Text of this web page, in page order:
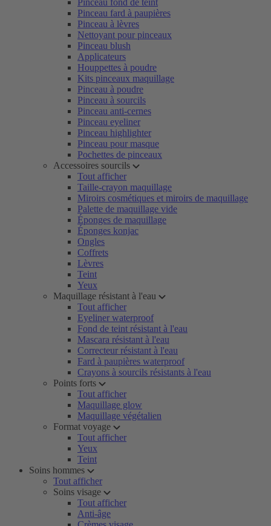
Pinceau fond de teint
Pinceau fard à paupières
Pinceau à lèvres
Nettoyant pour pinceaux
Pinceau blush
Applicateurs
Houppettes à poudre
Kits pinceaux maquillage
Pinceau à poudre
Pinceau à sourcils
Pinceau anti-cernes
Pinceau eyeliner
Pinceau highlighter
Pinceau pour masque
Pochettes de pinceaux
Accessoires sourcils
Tout afficher
Taille-crayon maquillage
Miroirs cosmétiques et miroirs de maquillage
Palette de maquillage vide
Éponges de maquillage
Éponges konjac
Ongles
Coffrets
Lèvres
Teint
Yeux
Maquillage résistant à l'eau
Tout afficher
Eyeliner waterproof
Fond de teint résistant à l'eau
Mascara résistant à l'eau
Correcteur résistant à l'eau
Fard à paupières waterproof
Crayons à sourcils résistants à l'eau
Points forts
Tout afficher
Maquillage glow
Maquillage végétalien
Format voyage
Tout afficher
Yeux
Teint
Soins hommes
Tout afficher
Soins visage
Tout afficher
Anti-âge